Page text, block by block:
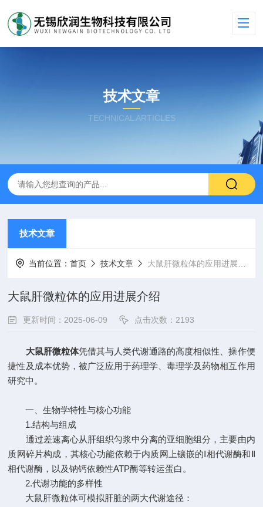
技术文章
TECHNICAL ARTICLES
技术文章
当前位置：首页 技术文章 大鼠肝微粒体的应用进展介绍
大鼠肝微粒体的应用进展介绍
更新时间：2025-06-09 点击次数：2193
大鼠肝微粒体凭借其与人类代谢通路的高度相似性、操作便
捷性及成本优势，被广泛应用于药理学、毒理学及药物相互作用
研究中。
一、生物学特性与核心功能
1.结构与组成
通过差速离心从肝组织匀浆中分离的亚细胞组分，主要由内
质网碎片构成，其核心功能依赖于内质网上镶嵌的Ⅰ相代谢酶和Ⅱ
相代谢酶，以及钠钙依赖性ATP酶等转运蛋白。
2.代谢功能的多样性
大鼠肝微粒体可模拟肝脏的两大代谢途径：